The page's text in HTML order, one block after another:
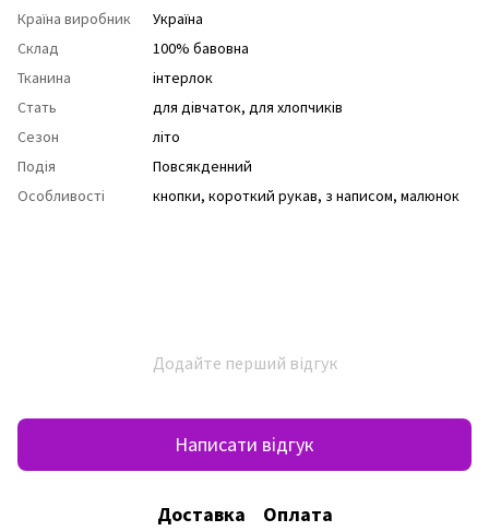
Країна виробник
Україна
Склад
100% бавовна
Тканина
інтерлок
Стать
для дівчаток, для хлопчиків
Сезон
літо
Подія
Повсякденний
Особливості
кнопки, короткий рукав, з написом, малюнок
Додайте перший відгук
Написати відгук
Доставка Оплата